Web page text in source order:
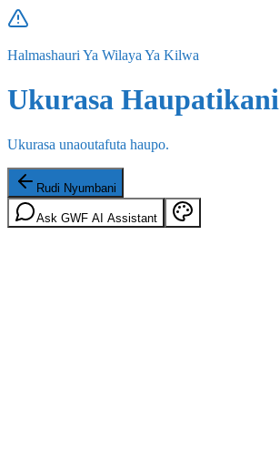
Halmashauri Ya Wilaya Ya Kilwa
Ukurasa Haupatikani
Ukurasa unaoutafuta haupo.
Rudi Nyumbani
Ask GWF AI Assistant